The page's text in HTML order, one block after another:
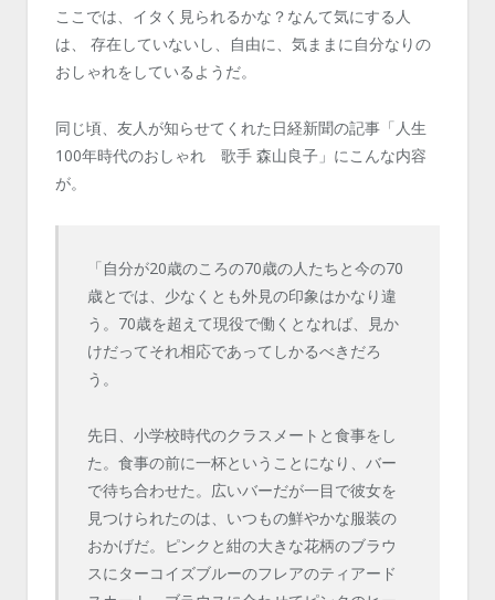
ここでは、イタく見られるかな？なんて気にする人
は、 存在していないし、自由に、気ままに自分なりの
おしゃれをしているようだ。
同じ頃、友人が知らせてくれた日経新聞の記事「人生
100年時代のおしゃれ 歌手 森山良子」にこんな内容
が。
「自分が20歳のころの70歳の人たちと今の70
歳とでは、少なくとも外見の印象はかなり違
う。70歳を超えて現役で働くとなれば、見か
けだってそれ相応であってしかるべきだろ
う。
先日、小学校時代のクラスメートと食事をし
た。食事の前に一杯ということになり、バー
で待ち合わせた。広いバーだが一目で彼女を
見つけられたのは、いつもの鮮やかな服装の
おかげだ。ピンクと紺の大きな花柄のブラウ
スにターコイズブルーのフレアのティアード